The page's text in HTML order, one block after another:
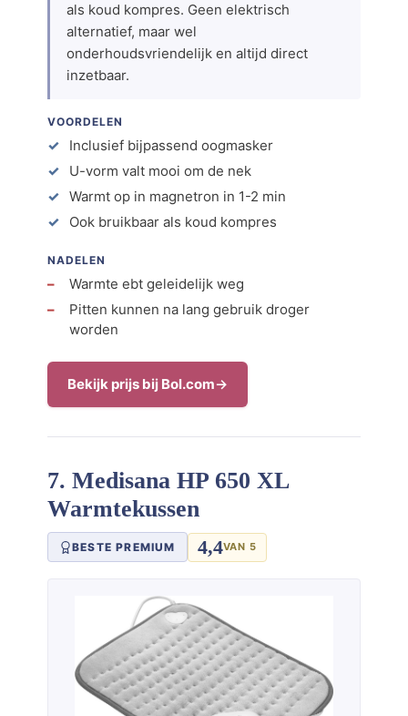
als koud kompres. Geen elektrisch
alternatief, maar wel
onderhoudsvriendelijk en altijd direct
inzetbaar.
VOORDELEN
Inclusief bijpassend oogmasker
U-vorm valt mooi om de nek
Warmt op in magnetron in 1-2 min
Ook bruikbaar als koud kompres
NADELEN
Warmte ebt geleidelijk weg
Pitten kunnen na lang gebruik droger
worden
Bekijk prijs bij Bol.com
7. Medisana HP 650 XL
Warmtekussen
BESTE PREMIUM 4,4VAN 5